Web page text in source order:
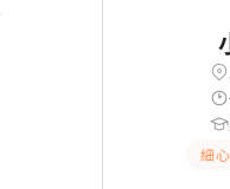
細心